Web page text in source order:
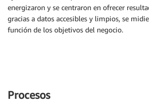
energizaron y se centraron en ofrecer
gracias a datos accesibles y limpios, se
función de los objetivos del negocio.
Procesos